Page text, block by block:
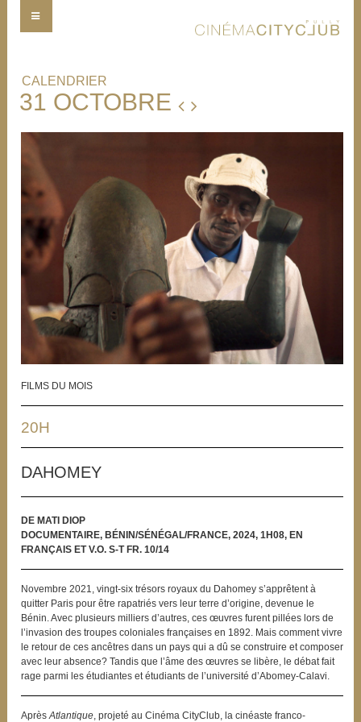
31 OCTOBRE
FILMS DU MOIS
20H
DAHOMEY
DE MATI DIOP
DOCUMENTAIRE, BÉNIN/SÉNÉGAL/FRANCE, 2024, 1H08, EN
FRANÇAIS ET V.O. S-T FR. 10/14
Novembre 2021, vingt-six trésors royaux du Dahomey s’apprêtent à
quitter Paris pour être rapatriés vers leur terre d’origine, devenue le
Bénin. Avec plusieurs milliers d’autres, ces œuvres furent pillées lors de
l’invasion des troupes coloniales françaises en 1892. Mais comment vivre
le retour de ces ancêtres dans un pays qui a dû se construire et composer
avec leur absence? Tandis que l’âme des œuvres se libère, le débat fait
rage parmi les étudiantes et étudiants de l’université d’Abomey-Calavi.
Après Atlantique, projeté au Cinéma CityClub, la cinéaste franco-
CALENDRIER